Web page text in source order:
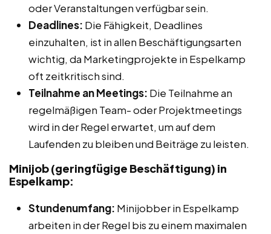
oder Veranstaltungen verfügbar sein.
Deadlines: Die Fähigkeit, Deadlines
einzuhalten, ist in allen Beschäftigungsarten
wichtig, da Marketingprojekte in Espelkamp
oft zeitkritisch sind.
Teilnahme an Meetings: Die Teilnahme an
regelmäßigen Team- oder Projektmeetings
wird in der Regel erwartet, um auf dem
Laufenden zu bleiben und Beiträge zu leisten.
Minijob (geringfügige Beschäftigung) in
Espelkamp:
Stundenumfang: Minijobber in Espelkamp
arbeiten in der Regel bis zu einem maximalen